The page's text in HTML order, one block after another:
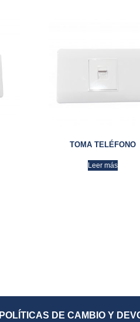
TOMA TELÉFONO
Leer más
POLÍTICAS DE CAMBIO Y